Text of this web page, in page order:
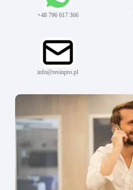
+48 796 617 366
info@resinpro.pl